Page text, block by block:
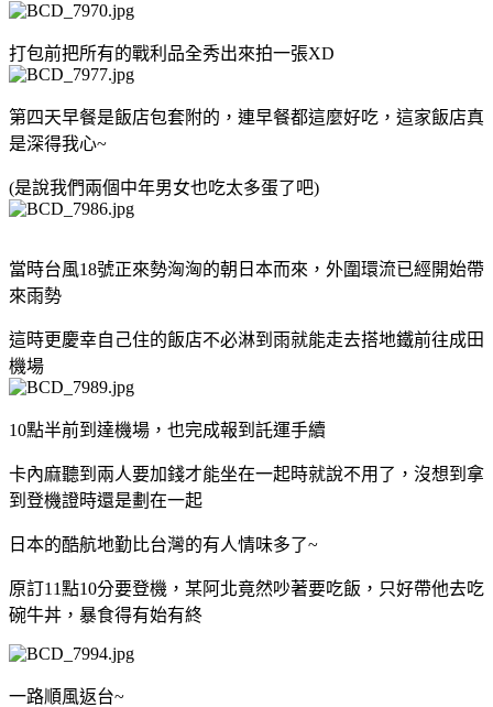
打包前把所有的戰利品全秀出來拍一張XD
第四天早餐是飯店包套附的，連早餐都這麼好吃，這家飯店真
是深得我心~
(是說我們兩個中年男女也吃太多蛋了吧)
當時台風18號正來勢洶洶的朝日本而來，外圍環流已經開始帶
來雨勢
這時更慶幸自己住的飯店不必淋到雨就能走去搭地鐵前往成田
機場
10點半前到達機場，也完成報到託運手續
卡內麻聽到兩人要加錢才能坐在一起時就說不用了，沒想到拿
到登機證時還是劃在一起
日本的酷航地勤比台灣的有人情味多了~
原訂11點10分要登機，某阿北竟然吵著要吃飯，只好帶他去吃
碗牛丼，暴食得有始有終
一路順風返台~